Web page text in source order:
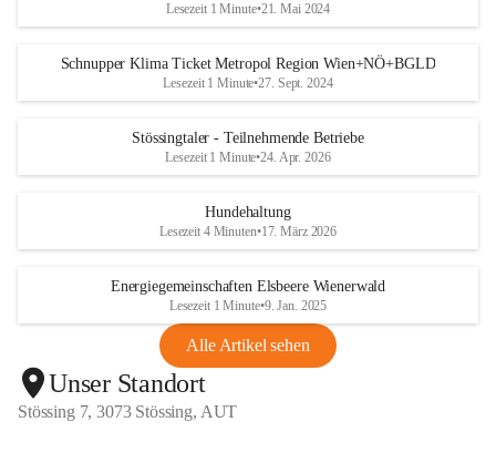
Lesezeit 1 Minute•21. Mai 2024
Schnupper Klima Ticket Metropol Region Wien+NÖ+BGLD
Lesezeit 1 Minute•27. Sept. 2024
Stössingtaler - Teilnehmende Betriebe
Lesezeit 1 Minute•24. Apr. 2026
Hundehaltung
Lesezeit 4 Minuten•17. März 2026
Energiegemeinschaften Elsbeere Wienerwald
Lesezeit 1 Minute•9. Jan. 2025
Alle Artikel sehen
Unser Standort
Stössing 7, 3073 Stössing, AUT